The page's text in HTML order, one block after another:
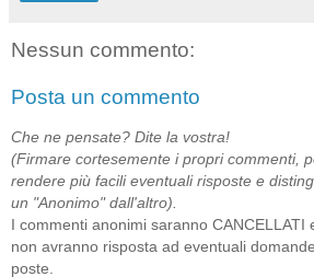
Nessun commento:
Posta un commento
Che ne pensate? Dite la vostra!
(Firmare cortesemente i propri commenti,
rendere più facili eventuali risposte e
un "Anonimo" dall'altro).
I commenti anonimi saranno CANCELLATI
non avranno risposta ad eventuali domande
poste.